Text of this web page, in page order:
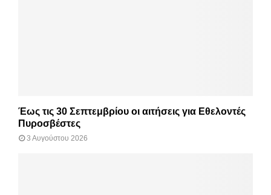
Έως τις 30 Σεπτεμβρίου οι αιτήσεις για Εθελοντές
Πυροσβέστες
3 Αυγούστου 2026